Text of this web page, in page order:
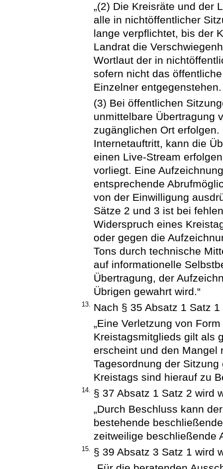
„(2) Die Kreisräte und der
alle in nichtöffentlicher
lange verpflichtet, bis der
Landrat die
Wortlaut der in
sofern nicht das
Einzelner entgegenstehen.
(3) Bei öffentlichen
unmittelbare Übertragung
zugänglichen Ort
Internetauftritt, kann die
einen Live-Stream
vorliegt. Eine
entsprechende
von der Einwilligung
Sätze 2 und 3 ist bei
Widerspruch eines
oder gegen die
Tons durch technische
auf informationelle
Übertragung, der
Übrigen gewahrt wird.“
13. Nach § 35 Absatz 1 Satz
„Eine Verletzung von
Kreistagsmitglieds gilt als
erscheint und den Mangel
Tagesordnung der
Kreistags sind hierauf zu
14. § 37 Absatz 1 Satz 2 wird
„Durch Beschluss kann
bestehende
zeitweilige beschließende
15. § 39 Absatz 3 Satz 1 wird